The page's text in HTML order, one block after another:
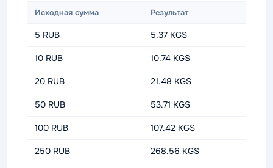
Исходная сумма Результат
5 RUB 5.37 KGS
10 RUB 10.74 KGS
20 RUB 21.48 KGS
50 RUB 53.71 KGS
100 RUB 107.42 KGS
250 RUB 268.56 KGS